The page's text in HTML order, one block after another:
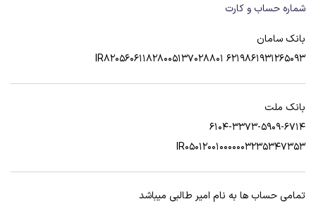
شماره حساب و کارت
بانک سامان
6219861931265093 IR820560611828005137028801
بانک ملت
6104-3373-5909-6714
IR050120010000003235347353
تمامی حساب ها به نام امیر طالبی میباشد